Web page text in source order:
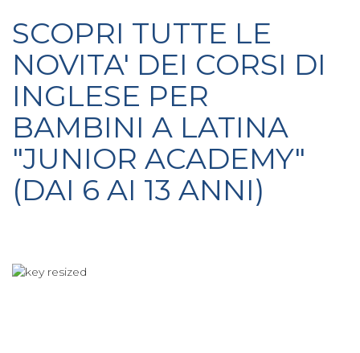
SCOPRI TUTTE LE
NOVITA' DEI CORSI DI
INGLESE PER
BAMBINI A LATINA
"JUNIOR ACADEMY"
(DAI 6 AI 13 ANNI)